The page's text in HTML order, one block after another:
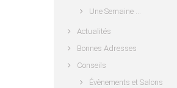
Une Semaine …
Actualités
Bonnes Adresses
Conseils
Évènements et Salons